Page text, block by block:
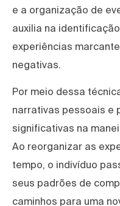
e a organização de
auxilia na
experiências
negativas.
Por meio dessa
narrativas pessoais e
significativas na
Ao reorganizar as
tempo, o indivíduo
seus padrões de
caminhos para uma